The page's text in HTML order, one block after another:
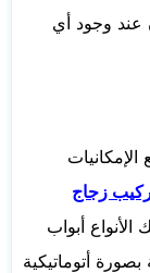
عند وجود أي
زجاج
الأنواع أبواب
بصورة أتوماتيكية